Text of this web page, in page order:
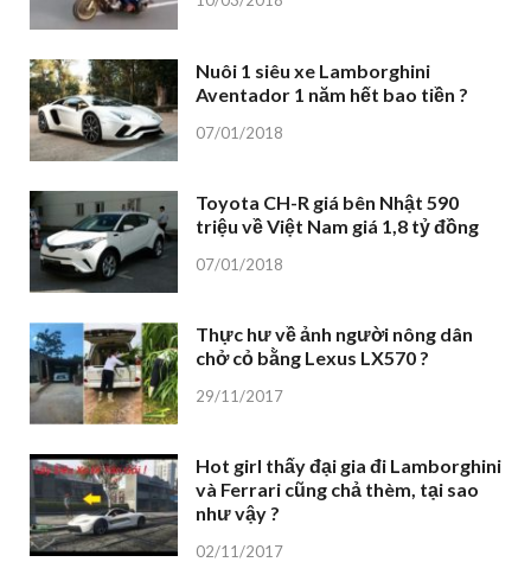
Nuôi 1 siêu xe Lamborghini
Aventador 1 năm hết bao tiền ?
07/01/2018
Toyota CH-R giá bên Nhật 590
triệu về Việt Nam giá 1,8 tỷ đồng
07/01/2018
Thực hư về ảnh người nông dân
chở cỏ bằng Lexus LX570 ?
29/11/2017
Hot girl thấy đại gia đi Lamborghini
và Ferrari cũng chả thèm, tại sao
như vậy ?
02/11/2017